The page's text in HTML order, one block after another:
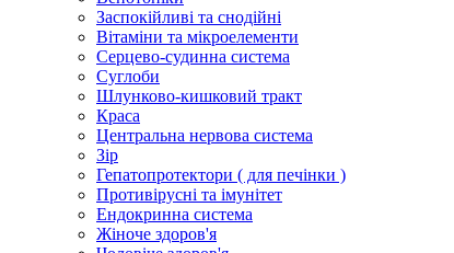
Заспокійливі та снодійні
Вітаміни та мікроелементи
Серцево-судинна система
Суглоби
Шлунково-кишковий тракт
Краса
Центральна нервова система
Зір
Гепатопротектори ( для печінки )
Противірусні та імунітет
Ендокринна система
Жіноче здоров'я